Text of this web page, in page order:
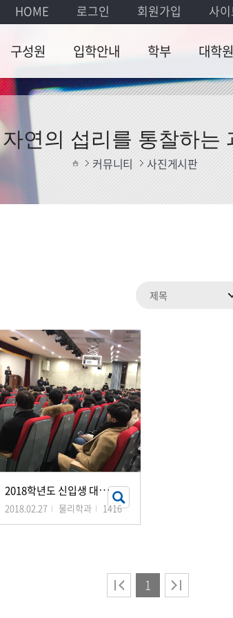
HOME 로그인 회원가입 사
구성원
교수
명예교수
강의교수
행정팀
입학안내 학부
교육과
정
식
대학원
졸업인증
대학원서
자연의 섭리를 통찰하는
커뮤니티 사진게시판
2
018학년도 신입생 대학생활길라잡이
2018.02.27 물리학과 1416
1